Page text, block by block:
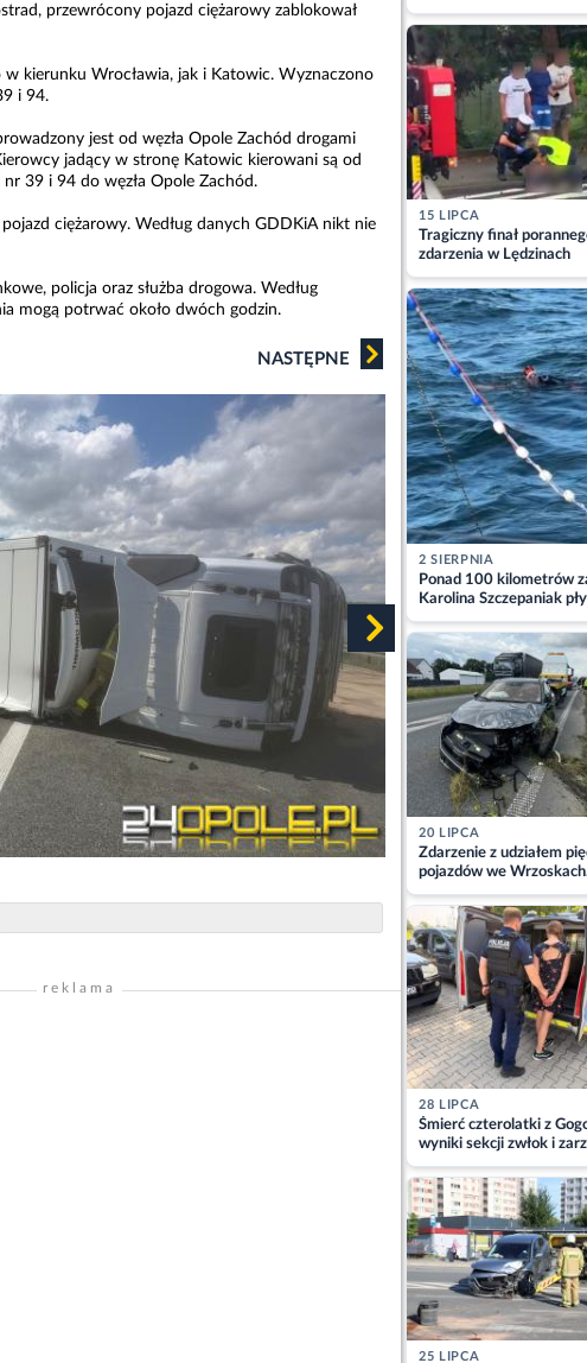
przewrócony pojazd ciężarowy zablokował
kierunku Wrocławia, jak i Katowic. Wyznaczono
i 94.
jest od węzła Opole Zachód drogami
jadący w stronę Katowic kierowani są od
39 i 94 do węzła Opole Zachód.
ciężarowy. Według danych GDDKiA nikt nie
policja oraz służba drogowa. Według
mogą potrwać około dwóch godzin.
NASTĘPNE
reklama
matkę
15 LIPCA
Tragiczny finał
zdarzenia w Lędzinach
2 SIERPNIA
Ponad 100 kilometrów
Karolina Szczepaniak
przez Bałtyk dla Piotra.
Aktualizacja
20 LIPCA
Zdarzenie z udziałem
pojazdów we
z kierowców zabrany w
kajdankach
28 LIPCA
Śmierć czterolatki z
wyniki sekcji zwłok i
matki
25 LIPCA